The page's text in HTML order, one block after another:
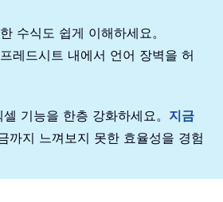
수식도 쉽게 이해하세요。
프레드시트 내에서 언어 장벽을 허
기능을 한층 강화하세요。 지금
까지 느껴보지 못한 효율성을 경험